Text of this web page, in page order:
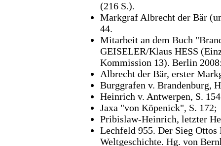
(216 S.).
Markgraf Albrecht der Bär
44.
Mitarbeit an dem Buch
GEISELER/Klaus HESS
Kommission 13). Berlin
Albrecht der Bär, erster
Burggrafen v. Brandenburg,
Heinrich v. Antwerpen, S.
Jaxa "von Köpenick", S. 172;
Pribislaw-Heinrich, letzter
Lechfeld 955. Der Sieg
Weltgeschichte. Hg. von